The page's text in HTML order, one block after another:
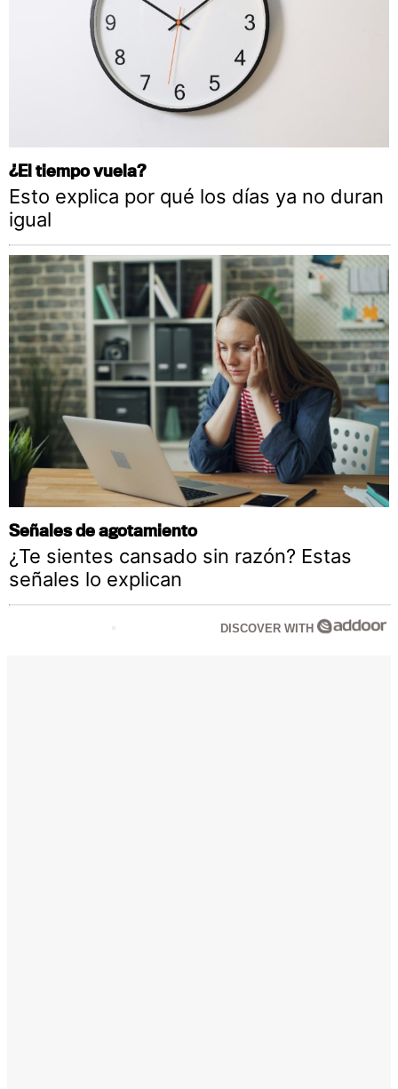
¿El tiempo vuela?
Esto explica por qué los días ya no duran
igual
Señales de agotamiento
¿Te sientes cansado sin razón? Estas
señales lo explican
DISCOVER WITH